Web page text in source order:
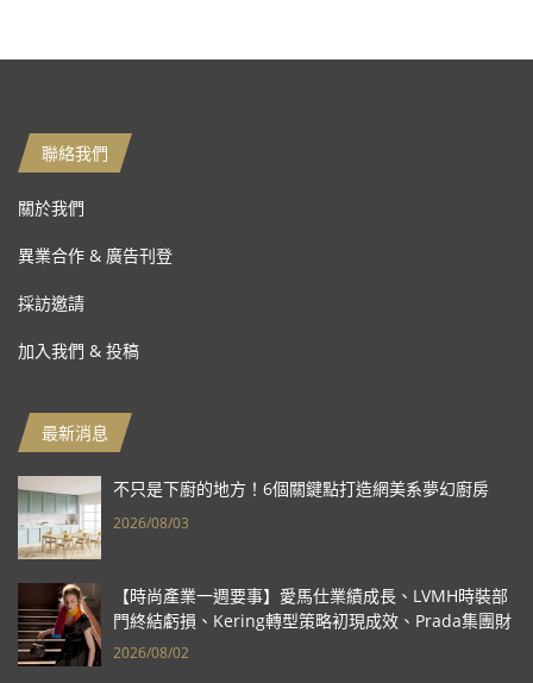
聯絡我們
關於我們
異業合作 & 廣告刊登
採訪邀請
加入我們 & 投稿
最新消息
不只是下廚的地方！6個關鍵點打造網美系夢幻廚房
2026/08/03
【時尚產業一週要事】愛馬仕業績成長、LVMH時裝部
門終結虧損、Kering轉型策略初現成效、Prada集團財
報亮眼
2026/08/02